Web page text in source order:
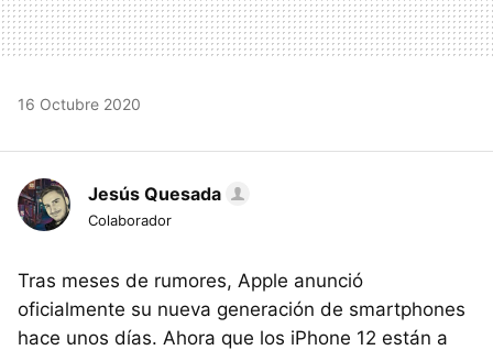
16 Octubre 2020
Jesús Quesada
Colaborador
Tras meses de rumores, Apple anunció
oficialmente su nueva generación de smartphones
hace unos días. Ahora que los iPhone 12 están a